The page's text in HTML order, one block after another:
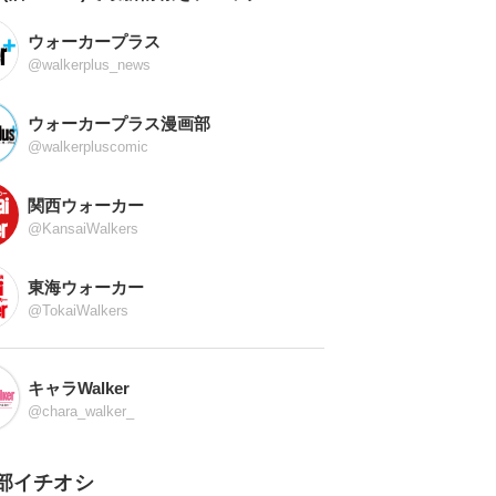
ウォーカープラス
@walkerplus_news
ウォーカープラス漫画部
@walkerpluscomic
関西ウォーカー
@KansaiWalkers
東海ウォーカー
@TokaiWalkers
キャラWalker
@chara_walker_
イチオシ